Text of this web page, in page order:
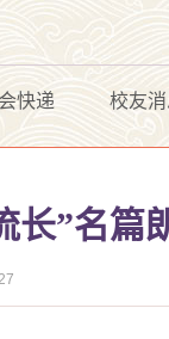
快递 校友
长”名篇